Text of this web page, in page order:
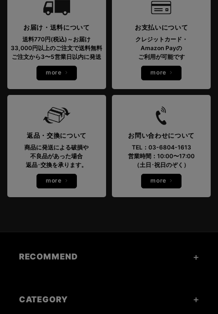
お届け・送料について
送料770円(税込)～お届け
33,000円以上のご注文で送料無料
ご注文から3〜5営業日以内に発送
more
お支払いについて
クレジットカード・
Amazon Payの
ご利用が可能です
more
返品・交換について
商品に発送による破損や
不良品があった場合
返品･交換を承ります。
more
お問い合わせについて
TEL：03-6804-1613
営業時間：10:00〜17:00
（土日･祝日のぞく）
more
RECOMMEND
CATEGORY